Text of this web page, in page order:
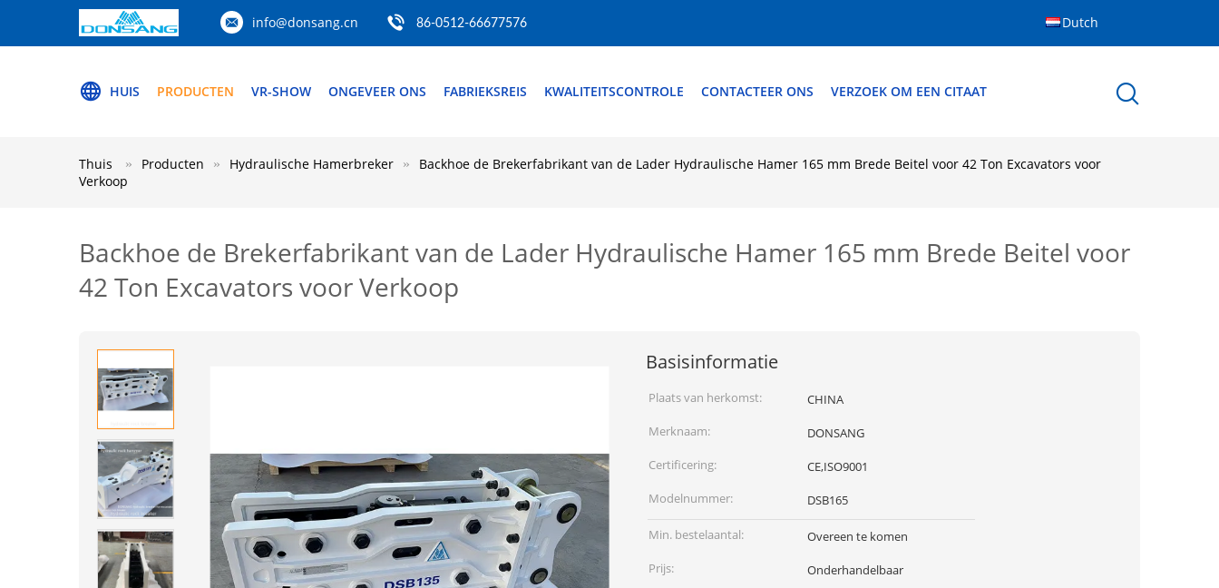
info@donsang.cn 86-0512-66677576 Dutch
HUIS PRODUCTEN VR-SHOW ONGEVEER ONS FABRIEKSREIS KWALITEITSCONTROLE CONTACTEER ONS VERZOEK OM EEN CITAAT
Thuis Producten Hydraulische Hamerbreker
Backhoe de Brekerfabrikant van de Lader Hydraulische Hamer 165 mm Brede Beitel voor 42 Ton Excavators voor
Verkoop
Backhoe de Brekerfabrikant van de Lader Hydraulische Hamer 165 mm Brede Beitel voor
42 Ton Excavators voor Verkoop
Basisinformatie
Plaats van herkomst:
CHINA
Merknaam:
DONSANG
Certificering:
CE,ISO9001
Modelnummer:
DSB165
Min. bestelaantal:
Overeen te komen
Prijs:
Onderhandelbaar